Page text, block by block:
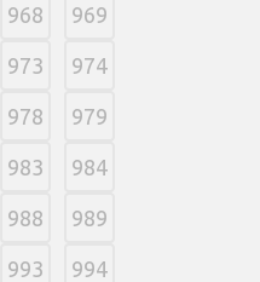
968 969
973 974
978 979
983 984
988 989
993 994